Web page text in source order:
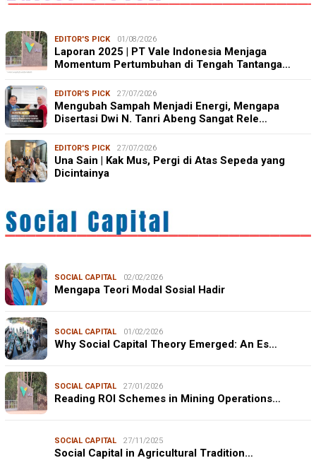
EDITOR'S PICK 01/08/2026
Laporan 2025 | PT Vale Indonesia Menjaga
Momentum Pertumbuhan di Tengah Tantanga…
EDITOR'S PICK 27/07/2026
Mengubah Sampah Menjadi Energi, Mengapa
Disertasi Dwi N. Tanri Abeng Sangat Rele…
EDITOR'S PICK 27/07/2026
Una Sain | Kak Mus, Pergi di Atas Sepeda yang
Dicintainya
SOCIAL CAPITAL 02/02/2026
Mengapa Teori Modal Sosial Hadir
SOCIAL CAPITAL 01/02/2026
Why Social Capital Theory Emerged: An Es…
SOCIAL CAPITAL 27/01/2026
Reading ROI Schemes in Mining Operations…
SOCIAL CAPITAL 27/11/2025
Social Capital in Agricultural Tradition…